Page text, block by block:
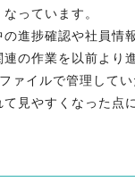
っています。
進捗確認や社員情
の作業を以前より
ァイルで管理して
見やすくなった点